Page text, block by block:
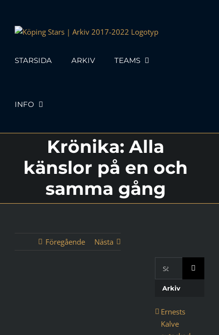
content
STARSIDA ARKIV TEAMS
INFO
Krönika: Alla
känslor på en och
samma gång
Föregående Nästa
Google:
Arkiv
Ernests
Kalve